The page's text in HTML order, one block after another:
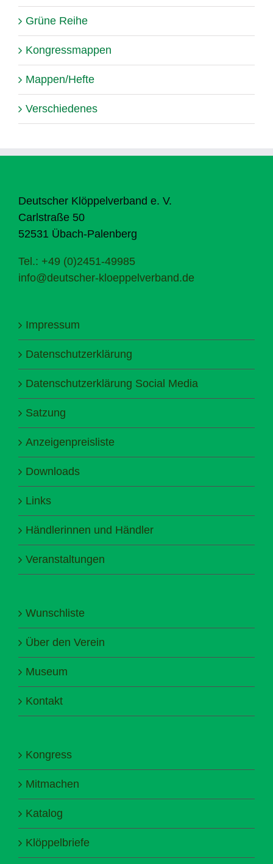
Grüne Reihe
Kongressmappen
Mappen/Hefte
Verschiedenes
Deutscher Klöppelverband e. V.
Carlstraße 50
52531 Übach-Palenberg
Tel.: +49 (0)2451-49985
info@deutscher-kloeppelverband.de
Impressum
Datenschutzerklärung
Datenschutzerklärung Social Media
Satzung
Anzeigenpreisliste
Downloads
Links
Händlerinnen und Händler
Veranstaltungen
Wunschliste
Über den Verein
Museum
Kontakt
Kongress
Mitmachen
Katalog
Klöppelbriefe